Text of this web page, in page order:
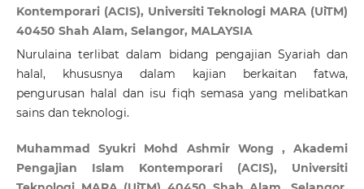
Kontemporari (ACIS), Universiti Teknologi MARA (UiTM)
40450 Shah Alam, Selangor, MALAYSIA
Nurulaina terlibat dalam bidang pengajian Syariah dan
halal, khususnya dalam kajian berkaitan fatwa,
pengurusan halal dan isu fiqh semasa yang melibatkan
sains dan teknologi.
Muhammad Syukri Mohd Ashmir Wong , Akademi
Pengajian Islam Kontemporari (ACIS), Universiti